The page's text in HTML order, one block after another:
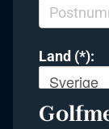
Land (*):
Sverige